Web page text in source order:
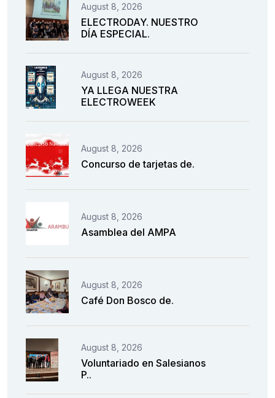
August 8, 2026
ELECTRODAY. NUESTRO
DÍA ESPECIAL.
August 8, 2026
YA LLEGA NUESTRA
ELECTROWEEK
August 8, 2026
Concurso de tarjetas de.
August 8, 2026
Asamblea del AMPA
August 8, 2026
Café Don Bosco de.
August 8, 2026
Voluntariado en Salesianos
P..